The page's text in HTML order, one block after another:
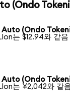
(Ondo
Auto (Ondo
는 $12.94와 같음
Auto (Ondo
는 ¥2,042와 같